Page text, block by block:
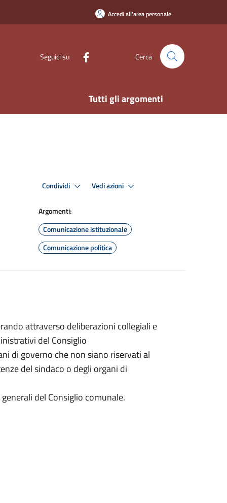
Accedi all'area personale
Seguici su Cerca
Tutti gli argomenti
Condividi Vedi azioni
Argomenti:
Comunicazione istituzionale
Comunicazione politica
attraverso deliberazioni collegiali e
del Consiglio
di governo che non siano riservati al
del sindaco o degli organi di
del Consiglio comunale.